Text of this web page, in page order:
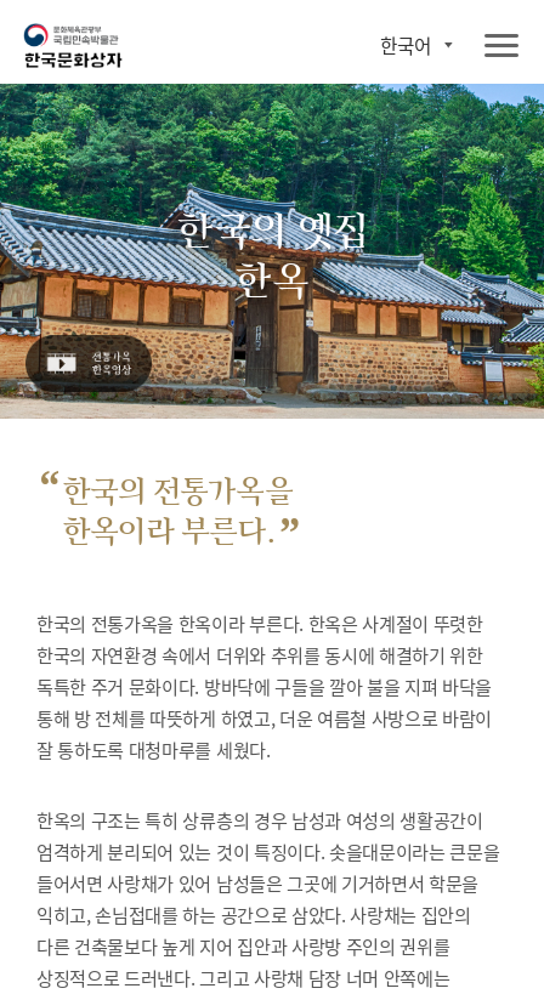
한국어
한국의 옛집
한옥
“한국의 전통가옥을
한옥이라 부른다. ”
한국의 전통가옥을 한옥이라 부른다. 한옥은 사계절이 뚜렷한
한국의 자연환경 속에서 더위와 추위를 동시에 해결하기 위한
독특한 주거 문화이다. 방바닥에 구들을 깔아 불을 지펴 바닥을
통해 방 전체를 따뜻하게 하였고, 더운 여름철 사방으로 바람이
잘 통하도록 대청마루를 세웠다.
한옥의 구조는 특히 상류층의 경우 남성과 여성의 생활공간이
엄격하게 분리되어 있는 것이 특징이다. 솟을대문이라는 큰문을
들어서면 사랑채가 있어 남성들은 그곳에 기거하면서 학문을
익히고, 손님접대를 하는 공간으로 삼았다. 사랑채는 집안의
다른 건축물보다 높게 지어 집안과 사랑방 주인의 권위를
상징적으로 드러낸다. 그리고 사랑채 담장 너머 안쪽에는